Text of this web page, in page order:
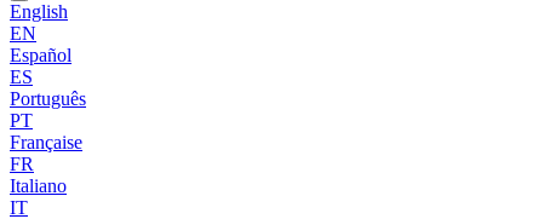
English
EN
Español
ES
Português
PT
Française
FR
Italiano
IT